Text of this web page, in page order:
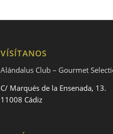
VÍSÍTANOS
Alándalus Club – Gourmet
C/ Marqués de la Ensenada, 13.
11008 Cádiz